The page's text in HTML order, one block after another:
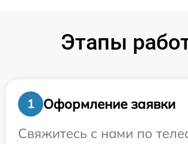
Этапы
1
Оформление заявки
Свяжитесь с нами по